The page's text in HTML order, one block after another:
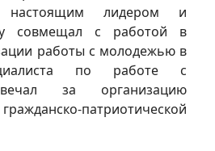
настоящим лидером и
совмещал с работой в
работы с молодежью в
по работе с
за организацию
патриотической